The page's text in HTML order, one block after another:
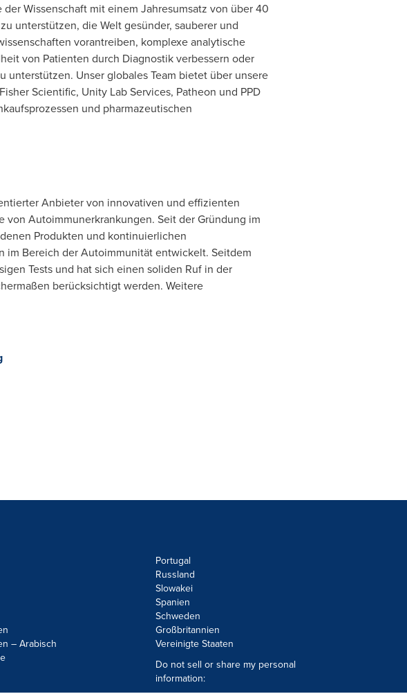
Wissenschaft mit einem Jahresumsatz von über 40
unterstützen, die Welt gesünder, sauberer und
vorantreiben, komplexe analytische
von Patienten durch Diagnostik verbessern oder
Unser globales Team bietet über unsere
Scientific, Unity Lab Services, Patheon und PPD
und pharmazeutischen
Anbieter von innovativen und effizienten
Autoimmunerkrankungen. Seit der Gründung im
Produkten und kontinuierlichen
im Bereich der Autoimmunität entwickelt. Seitdem
Tests und hat sich einen soliden Ruf in der
berücksichtigt werden. Weitere
– Arabisch
Portugal
Russland
Slowakei
Spanien
Schweden
Großbritannien
Vereinigte Staaten
Do not sell or share my personal
information: